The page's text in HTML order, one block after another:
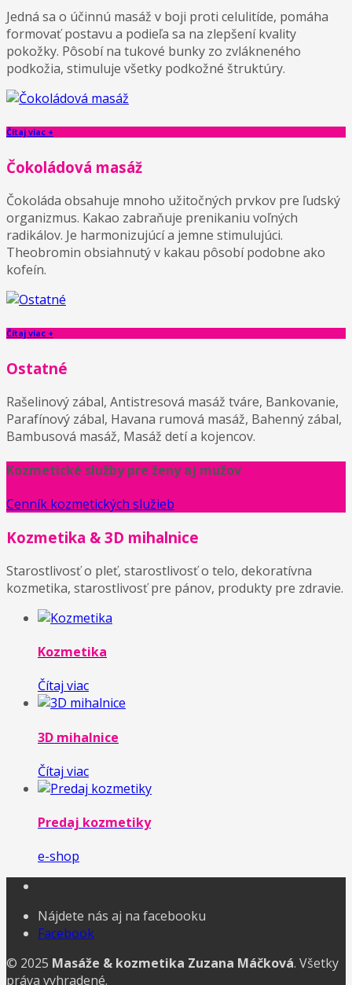
Jedná sa o účinnú masáž v boji proti celulitíde, pomáha
formovať postavu a podieľa sa na zlepšení kvality
pokožky. Pôsobí na tukové bunky zo zvlákneného
podkožia, stimuluje všetky podkožné štruktúry.
Čítaj viac +
Čokoládová masáž
Čokoláda obsahuje mnoho užitočných prvkov pre ľudský
organizmus. Kakao zabraňuje prenikaniu voľných
radikálov. Je harmonizujúcí a jemne stimulujúci.
Theobromin obsiahnutý v kakau pôsobí podobne ako
kofeín.
Čítaj viac +
Ostatné
Rašelinový zábal, Antistresová masáž tváre, Bankovanie,
Parafínový zábal, Havana rumová masáž, Bahenný zábal,
Bambusová masáž, Masáž detí a kojencov.
Kozmetické služby pre ženy aj mužov
Cenník kozmetických služieb
Kozmetika & 3D mihalnice
Starostlivosť o pleť, starostlivosť o telo, dekoratívna
kozmetika, starostlivosť pre pánov, produkty pre zdravie.
Kozmetika
Čítaj viac
3D mihalnice
Čítaj viac
Predaj kozmetiky
e-shop
Nájdete nás aj na facebooku
Facebook
© 2025 Masáže & kozmetika Zuzana Máčková. Všetky
práva vyhradené.